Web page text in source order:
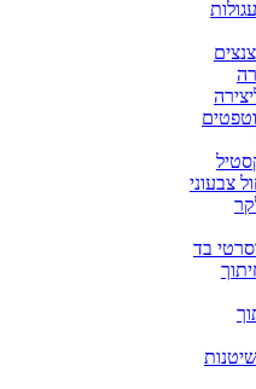
צבעוני
בד